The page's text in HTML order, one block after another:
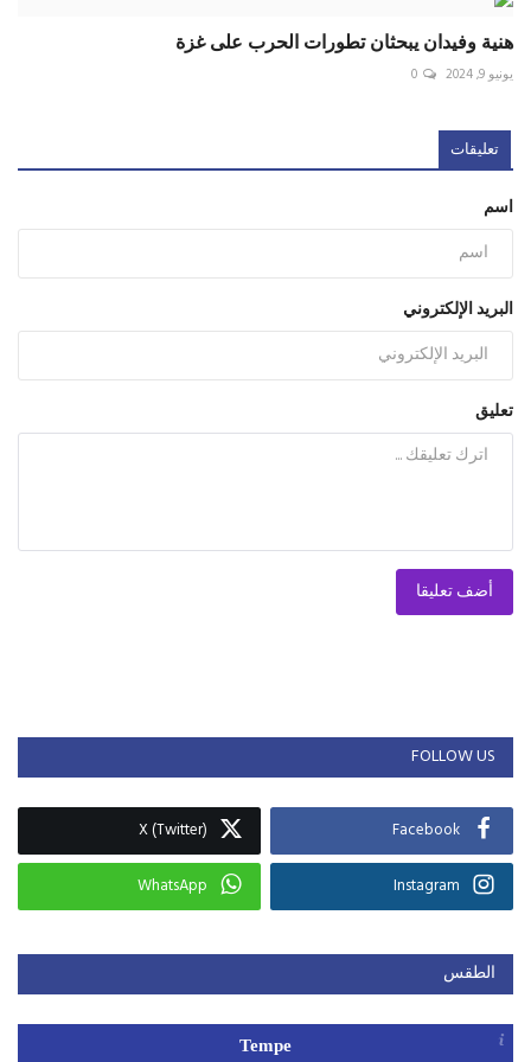
هنية وفيدان يبحثان تطورات الحرب على غزة
يونيو 9, 2024 0
تعليقات
اسم
البريد الإلكتروني
تعليق
أضف تعليقا
FOLLOW US
Facebook
X (Twitter)
Instagram
WhatsApp
الطقس
Tempe